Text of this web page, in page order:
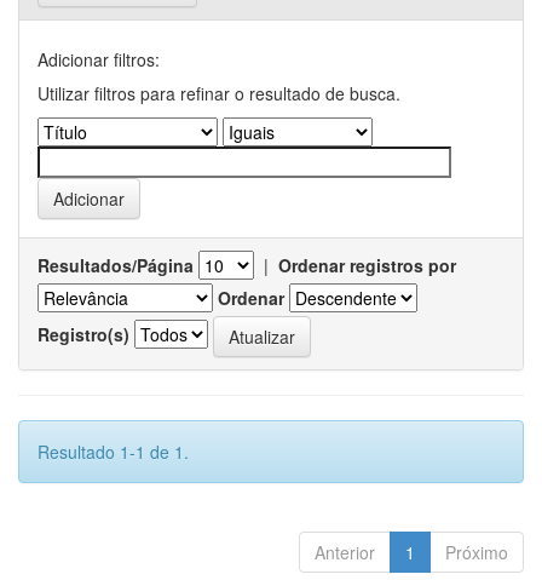
Adicionar filtros:
Utilizar filtros para refinar o resultado de busca.
Resultados/Página | Ordenar registros por
Ordenar
Registro(s)
Resultado 1-1 de 1.
Anterior 1 Próximo